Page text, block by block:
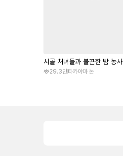
시골 처녀들과 불끈한 밤 농사
29.3만타카야마 논